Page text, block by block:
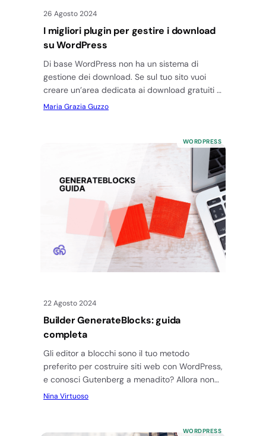
26 Agosto 2024
I migliori plugin per gestire i download
su WordPress
Di base WordPress non ha un sistema di
gestione dei download. Se sul tuo sito vuoi
creare un’area dedicata ai download gratuiti o
vuoi avviare…
Maria Grazia Guzzo
WORDPRESS
22 Agosto 2024
Builder GenerateBlocks: guida
completa
Gli editor a blocchi sono il tuo metodo
preferito per costruire siti web con WordPress,
e conosci Gutenberg a menadito? Allora non
puoi perderti questa…
Nina Virtuoso
WORDPRESS